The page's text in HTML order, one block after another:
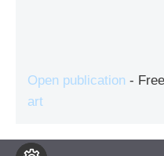
Open publication - Free
art